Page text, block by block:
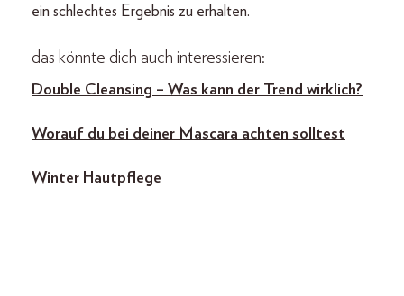
ein schlechtes Ergebnis zu erhalten.
das könnte dich auch interessieren:
Double Cleansing – Was kann der Trend wirklich?
Worauf du bei deiner Mascara achten solltest
Winter Hautpflege